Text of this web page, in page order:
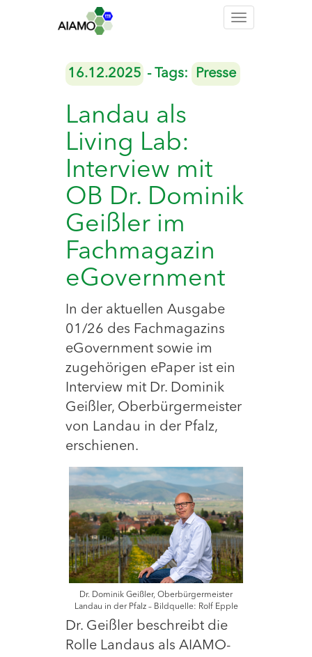
Toggle
16.12.2025 - Tags: Presse
Landau als
Living Lab:
Interview mit
OB Dr. Dominik
Geißler im
Fachmagazin
eGovernment
In der aktuellen Ausgabe
01/26 des Fachmagazins
eGovernment sowie im
zugehörigen ePaper ist ein
Interview mit Dr. Dominik
Geißler, Oberbürgermeister
von Landau in der Pfalz,
erschienen.
Dr. Dominik Geißler, Oberbürgermeister
Landau in der Pfalz – Bildquelle: Rolf Epple
Dr. Geißler beschreibt die
Rolle Landaus als AIAMO-